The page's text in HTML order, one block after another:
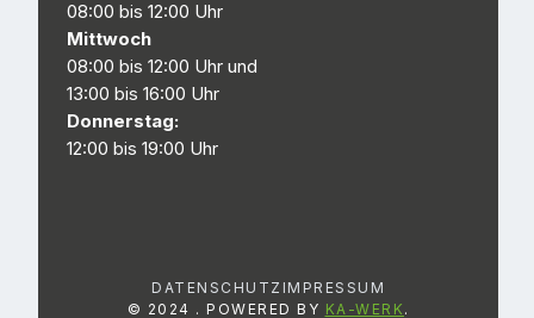
08:00 bis 12:00 Uhr
Mittwoch
08:00 bis 12:00 Uhr und
13:00 bis 16:00 Uhr
Donnerstag:
12:00 bis 19:00 Uhr
© 2024 . POWERED BY KA-WERK .
DATENSCHUTZ IMPRESSUM